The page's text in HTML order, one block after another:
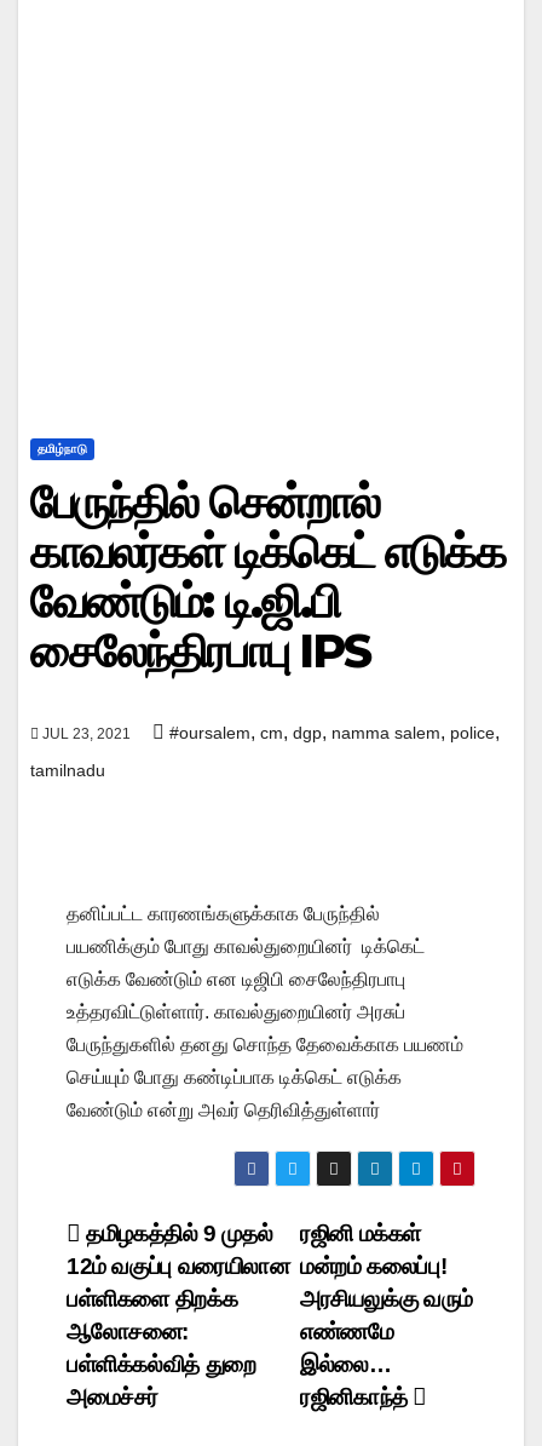
தமிழ்நாடு
பேருந்தில் சென்றால்
காவலர்கள் டிக்கெட் எடுக்க
வேண்டும்: டி.ஜி.பி
சைலேந்திரபாபு IPS
JUL 23, 2021 #oursalem, cm, dgp, namma salem, police,
tamilnadu
தனிப்பட்ட காரணங்களுக்காக பேருந்தில்
பயணிக்கும் போது காவல்துறையினர் டிக்கெட்
எடுக்க வேண்டும் என டிஜிபி சைலேந்திரபாபு
உத்தரவிட்டுள்ளார். காவல்துறையினர் அரசுப்
பேருந்துகளில் தனது சொந்த தேவைக்காக பயணம்
செய்யும் போது கண்டிப்பாக டிக்கெட் எடுக்க
வேண்டும் என்று அவர் தெரிவித்துள்ளார்
Post
navigation
ரஜினி மக்கள்
மன்றம் கலைப்பு!
அரசியலுக்கு வரும்
எண்ணமே
இல்லை…
ரஜினிகாந்த்
தமிழகத்தில் 9 முதல்
12ம் வகுப்பு வரையிலான
பள்ளிகளை திறக்க
ஆலோசனை:
பள்ளிக்கல்வித் துறை
அமைச்சர்